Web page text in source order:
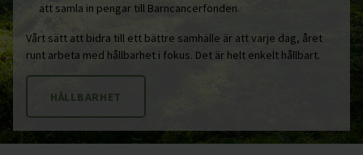
att samla in pengar till Barncancerfonden.
Vårt sätt att bidra till ett bättre samhälle är att varje dag, året
runt arbeta med hållbarhet i fokus. Det är helt enkelt hållbart.
HÅLLBARHET